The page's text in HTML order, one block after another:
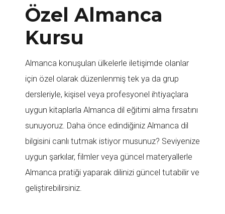
Özel Almanca
Kursu
Almanca konuşulan ülkelerle iletişimde olanlar
için özel olarak düzenlenmiş tek ya da grup
dersleriyle, kişisel veya profesyonel ihtiyaçlara
uygun kitaplarla Almanca dil eğitimi alma fırsatını
sunuyoruz. Daha önce edindiğiniz Almanca dil
bilgisini canlı tutmak istiyor musunuz? Seviyenize
uygun şarkılar, filmler veya güncel materyallerle
Almanca pratiği yaparak dilinizi güncel tutabilir ve
geliştirebilirsiniz.